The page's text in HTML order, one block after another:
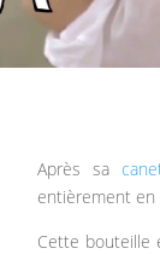
Après sa
entièrement en
Cette bouteille